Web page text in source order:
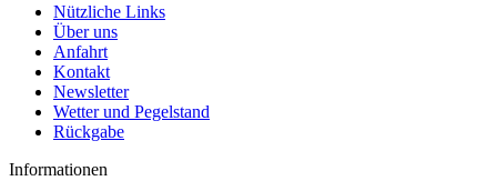
Nützliche Links
Über uns
Anfahrt
Kontakt
Newsletter
Wetter und Pegelstand
Rückgabe
Informationen